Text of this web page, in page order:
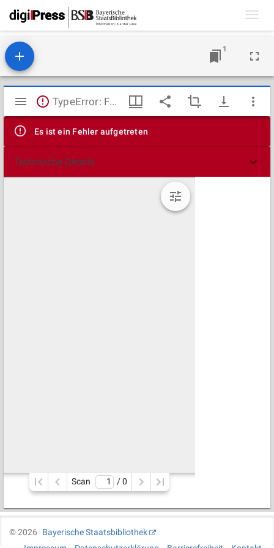
1
Mirador
Viewer
TypeError: Failed to fetch
Es ist ein Fehler aufgetreten
Technische Details
Scan / 0
©2026
Bayerische Staatsbibliothek